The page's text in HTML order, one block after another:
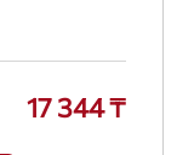
17 344 ₸